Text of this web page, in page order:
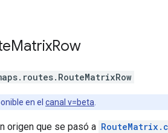
MatrixRow
. RouteMatrixRow
en el canal v=beta
origen que se pasó a